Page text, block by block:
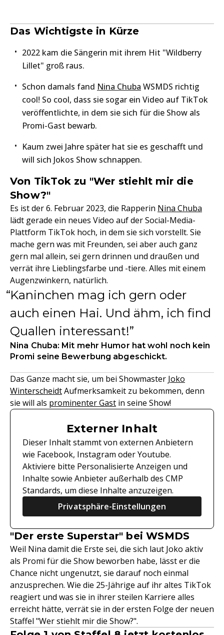
Das Wichtigste in Kürze
2022 kam die Sängerin mit ihrem Hit "Wildberry
Lillet" groß raus.
Schon damals fand Nina Chuba WSMDS richtig
cool! So cool, dass sie sogar ein Video auf TikTok
veröffentlichte, in dem sie sich für die Show als
Promi-Gast bewarb.
Kaum zwei Jahre später hat sie es geschafft und
will sich Jokos Show schnappen.
Von TikTok zu "Wer stiehlt mir die
Show?"
Es ist der 6. Februar 2023, die Rapperin Nina Chuba
lädt gerade ein neues Video auf der Social-Media-
Plattform TikTok hoch, in dem sie sich vorstellt. Sie
mache gern was mit Freunden, sei aber auch ganz
gern mal allein, sei gern drinnen und draußen und
verrät ihre Lieblingsfarbe und -tiere. Alles mit einem
Augenzwinkern, natürlich.
Kaninchen mag ich gern oder
auch einen Hai. Und ähm, ich find
Quallen interessant!
Nina Chuba: Mit mehr Humor hat wohl noch kein
Promi seine Bewerbung abgeschickt.
Das Ganze macht sie, um bei Showmaster Joko
WinterscheidtAufmerksamkeit zu bekommen, denn
sie will als prominenter Gast in seine Show!
Externer Inhalt
Dieser Inhalt stammt von externen Anbietern
wie Facebook, Instagram oder Youtube.
Aktiviere bitte Personalisierte Anzeigen und
Inhalte sowie Anbieter außerhalb des CMP
Standards, um diese Inhalte anzuzeigen.
Privatsphäre-Einstellungen
"Der erste Superstar" bei WSMDS
Weil Nina damit die Erste sei, die sich laut Joko aktiv
als Promi für die Show beworben habe, lässt er die
Chance nicht ungenutzt, sie darauf noch einmal
anzusprechen. Wie die 25-Jährige auf ihr altes TikTok
reagiert und was sie in ihrer steilen Karriere alles
erreicht hätte, verrät sie in der ersten Folge der neuen
Staffel "Wer stiehlt mir die Show?".